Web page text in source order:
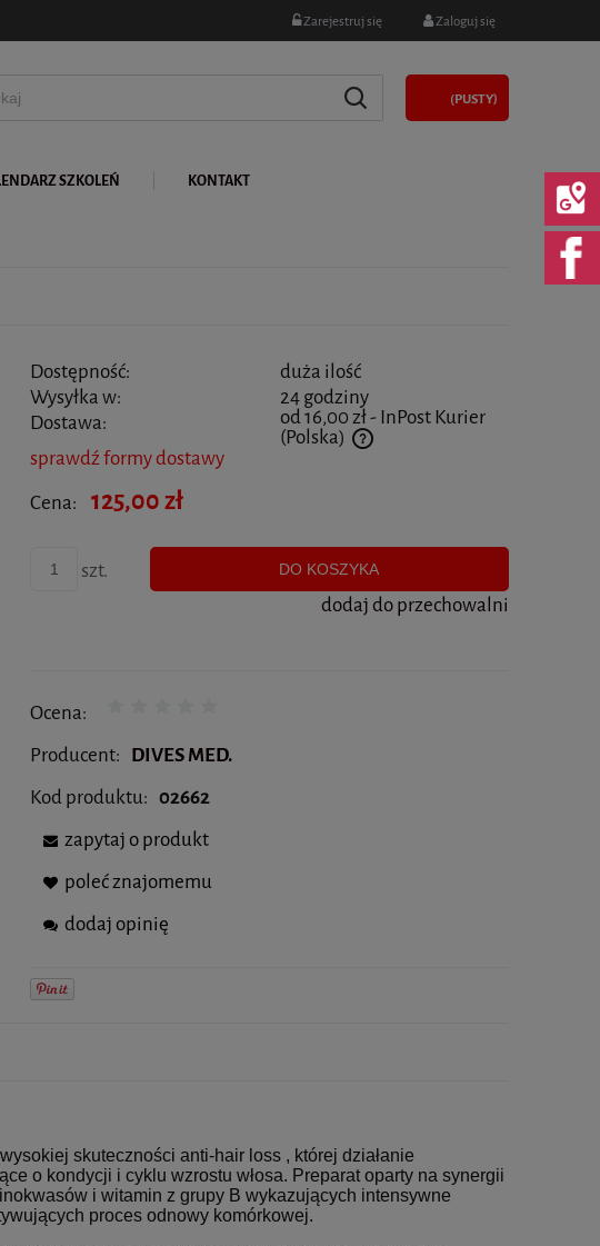
Zarejestruj się Zaloguj się
(PUSTY)
SZKOLEŃ KONTAKT
Dostępność:
duża ilość
Wysyłka w:
24 godziny
Dostawa:
od 16,00 zł- InPost Kurier
(Polska)
Cena nie zawiera ewentualnych kosztów płatności
sprawdź formy dostawy
Cena:
125,00 zł
szt. DO KOSZYKA
dodaj do przechowalni
Ocena:
Producent: DIVES MED.
Kod produktu: 02662
zapytaj o produkt
poleć znajomemu
dodaj opinię
skuteczności anti-hair loss , której działanie
o kondycji i cyklu wzrostu włosa. Preparat oparty na synergii
i witamin z grupy B wykazujących intensywne
proces odnowy komórkowej.